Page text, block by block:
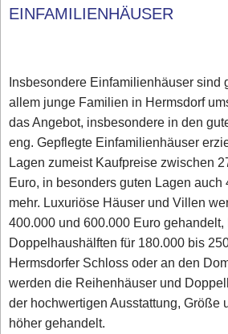
EINFAMILIENHÄUSER
Insbesondere Einfamilienhäuser sind
allem junge Familien in Hermsdorf
das Angebot, insbesondere in den
eng. Gepflegte Einfamilienhäuser
Lagen zumeist Kaufpreise zwischen
Euro, in besonders guten Lagen auch
mehr. Luxuriöse Häuser und Villen
400.000 und 600.000 Euro
Doppelhaushälften für 180.000 bis
Hermsdorfer Schloss oder an den
werden die Reihenhäuser und
der hochwertigen Ausstattung, Größe
höher gehandelt.